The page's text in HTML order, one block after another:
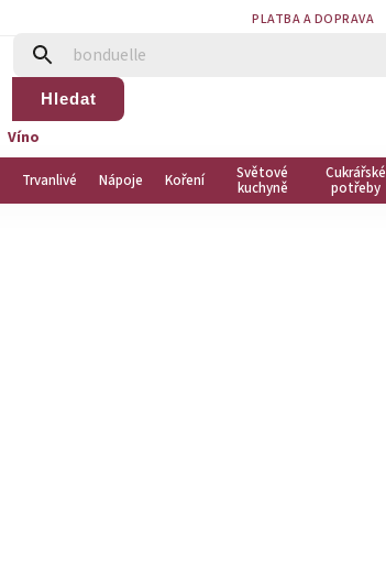
PLATBA A DOPRAVA
Hledat
Víno
Trvanlivé Nápoje Koření Světové
kuchyně
Cukrářské
potřeby